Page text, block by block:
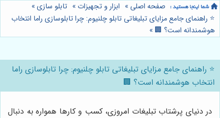
صفحه اصلی » ابزار و تجهیزات » تابلو سازی»
⭐️ راهنمای جامع مزایای تبلیغاتی تابلو چلنیوم: چرا تابلوسازی راما انتخاب
هوشمندانه است؟ 🏢 »
⭐️ راهنمای جامع مزایای تبلیغاتی تابلو چلنیوم: چرا تابلوسازی راما
انتخاب هوشمندانه است؟ 🏢
در دنیای پرشتاب تبلیغات امروزی، کسب و کارها همواره به دنبال